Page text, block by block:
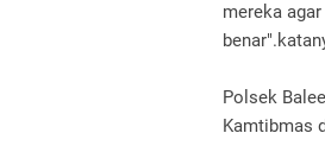
mereka
Polsek
Kamtibmas